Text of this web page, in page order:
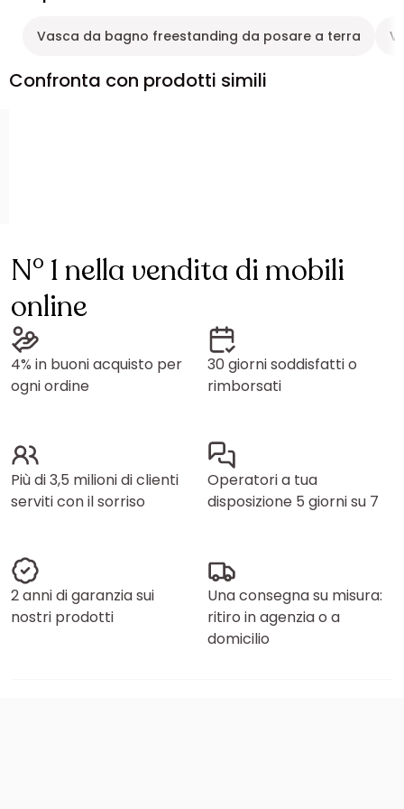
Vasca da bagno freestanding da posare a terra
Confronta con prodotti simili
N° 1 nella vendita di mobili
online
4% in buoni acquisto per
ogni ordine
30 giorni soddisfatti o
rimborsati
Più di 3,5 milioni di clienti
serviti con il sorriso
Operatori a tua
disposizione 5 giorni su 7
2 anni di garanzia sui
nostri prodotti
Una consegna su misura:
ritiro in agenzia o a
domicilio